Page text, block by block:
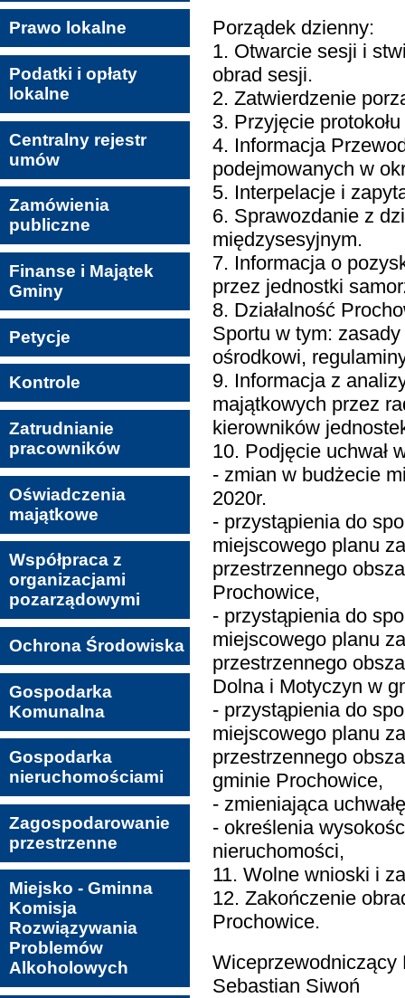
Prawo lokalne
Podatki i opłaty
lokalne
Centralny rejestr
umów
Zamówienia
publiczne
Finanse i Majątek
Gminy
Petycje
Kontrole
Zatrudnianie
pracowników
Oświadczenia
majątkowe
Współpraca z
organizacjami
pozarządowymi
Ochrona Środowiska
Gospodarka
Komunalna
Gospodarka
nieruchomościami
Zagospodarowanie
przestrzenne
Miejsko - Gminna
Komisja
Rozwiązywania
Problemów
Alkoholowych
Porządek dzienny:
1. Otwarcie sesji i
obrad sesji.
2. Zatwierdzenie
3. Przyjęcie
4. Informacja
podejmowanych w
5. Interpelacje i
6. Sprawozdanie z
międzysesyjnym.
7. Informacja o
przez jednostki
8. Działalność
Sportu w tym:
ośrodkowi,
9. Informacja z
majątkowych przez
kierowników
10. Podjęcie uchwał
- zmian w budżecie
2020r.
- przystąpienia do
miejscowego planu
przestrzennego
Prochowice,
- przystąpienia do
miejscowego planu
przestrzennego
Dolna i Motyczyn w
- przystąpienia do
miejscowego planu
przestrzennego
gminie Prochowice,
- zmieniająca
- określenia
nieruchomości,
11. Wolne wnioski i
12. Zakończenie
Prochowice.
Wiceprzewodniczący
Sebastian Siwoń